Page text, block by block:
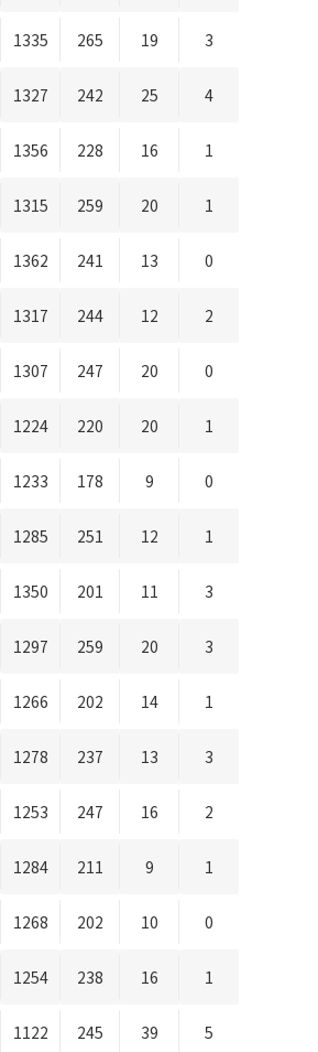
1335 265 19 3
1327 242 25 4
1356 228 16 1
1315 259 20 1
1362 241 13 0
1317 244 12 2
1307 247 20 0
1224 220 20 1
1233 178 9 0
1285 251 12 1
1350 201 11 3
1297 259 20 3
1266 202 14 1
1278 237 13 3
1253 247 16 2
1284 211 9 1
1268 202 10 0
1254 238 16 1
1122 245 39 5